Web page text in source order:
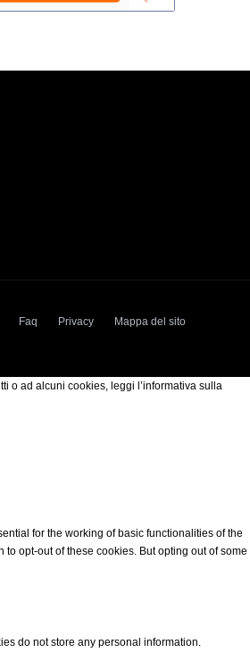
Faq Privacy Mappa del sito
o ad alcuni cookies, leggi l’informativa sulla
for the working of basic functionalities of the
opt-out of these cookies. But opting out of some
do not store any personal information.